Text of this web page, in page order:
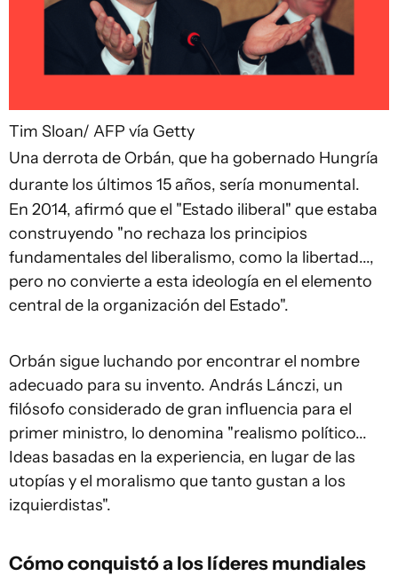
Tim Sloan/ AFP vía Getty
Una derrota de Orbán, que ha gobernado Hungría
durante los últimos 15 años, sería monumental.
En 2014, afirmó que el "Estado iliberal" que estaba
construyendo "no rechaza los principios
fundamentales del liberalismo, como la libertad...,
pero no convierte a esta ideología en el elemento
central de la organización del Estado".
Orbán sigue luchando por encontrar el nombre
adecuado para su invento. András Lánczi, un
filósofo considerado de gran influencia para el
primer ministro, lo denomina "realismo político...
Ideas basadas en la experiencia, en lugar de las
utopías y el moralismo que tanto gustan a los
izquierdistas".
Cómo conquistó a los líderes mundiales